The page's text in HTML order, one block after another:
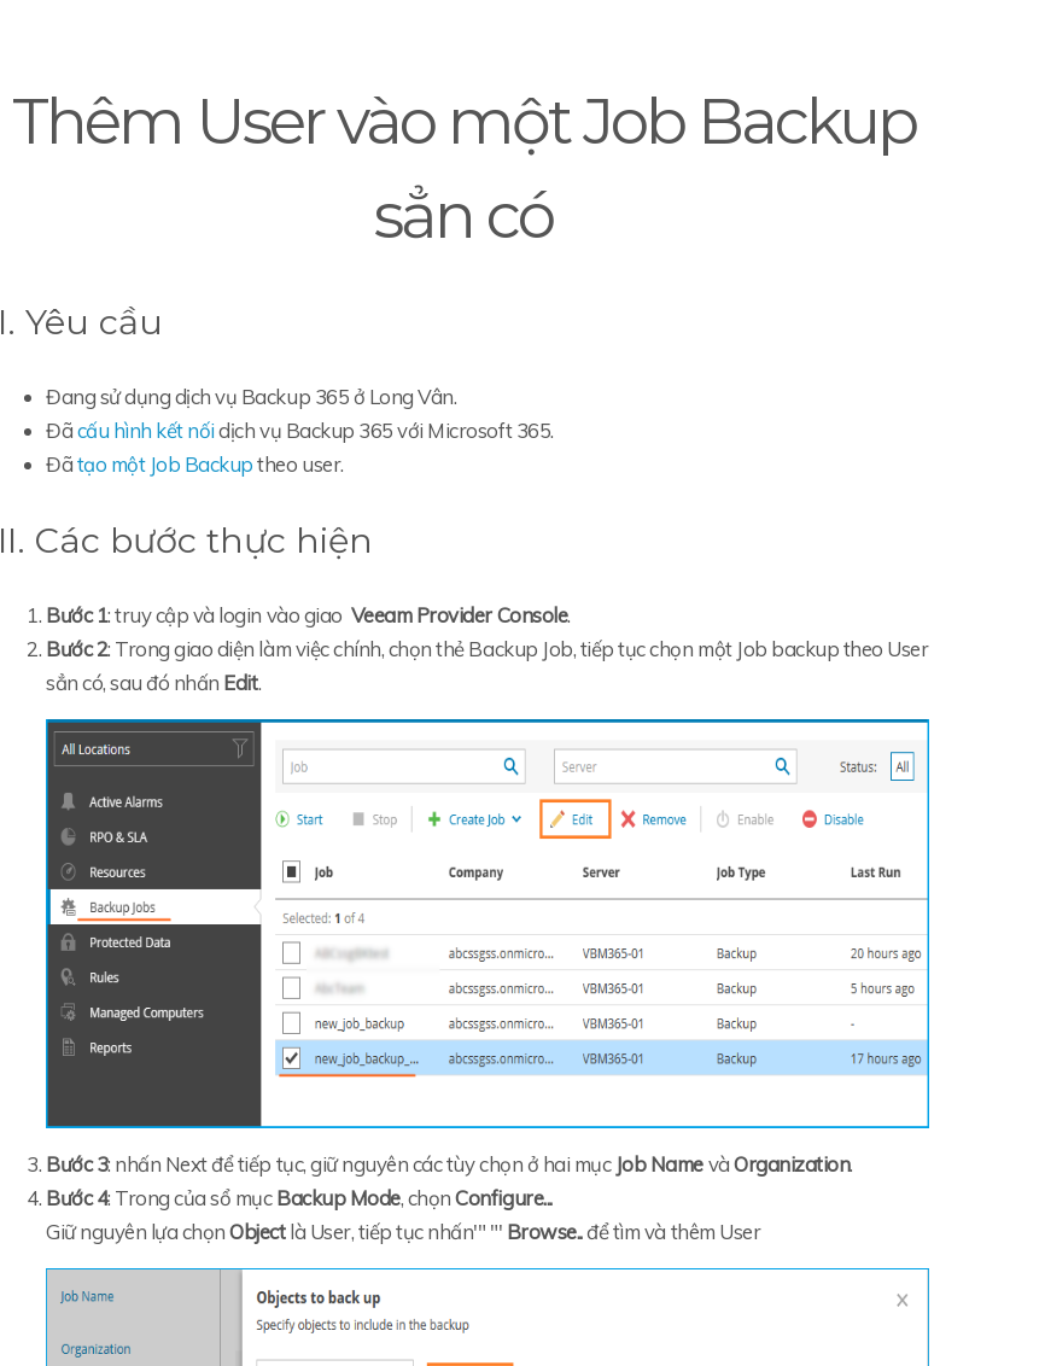
Thêm User vào một Job Backup
sẳn có
I. Yêu cầu
Đang sử dụng dịch vụ Backup 365 ở Long Vân.
Đãcấu hình kết nốidịch vụ Backup 365 với Microsoft 365.
Đãtạo một Job Backuptheo user.
II. Các bước thực hiện
Bước 1: truy cập và login vào giao Veeam Provider Console.
Bước 2: Trong giao diện làm việc chính, chọn thẻ Backup Job, tiếp tục chọn một Job backup theo User
sẳn có, sau đó nhấn Edit.
Bước 3: nhấn Next để tiếp tục, giữ nguyên các tùy chọn ở hai mục Job NamevàOrganization.
Bước 4: Trong của sổ mụcBackup Mode, chọnConfigure...
Giữ nguyên lựa chọnObjectlà User, tiếp tục nhấn'" "' Browse..để tìm và thêm User